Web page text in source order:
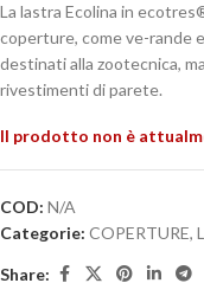
La lastra Ecolina in
coperture, come ve-rande
destinati alla zootecnica,
rivestimenti di parete.
Il prodotto non è
COD: N/A
Categorie: COPERTURE,
Share: